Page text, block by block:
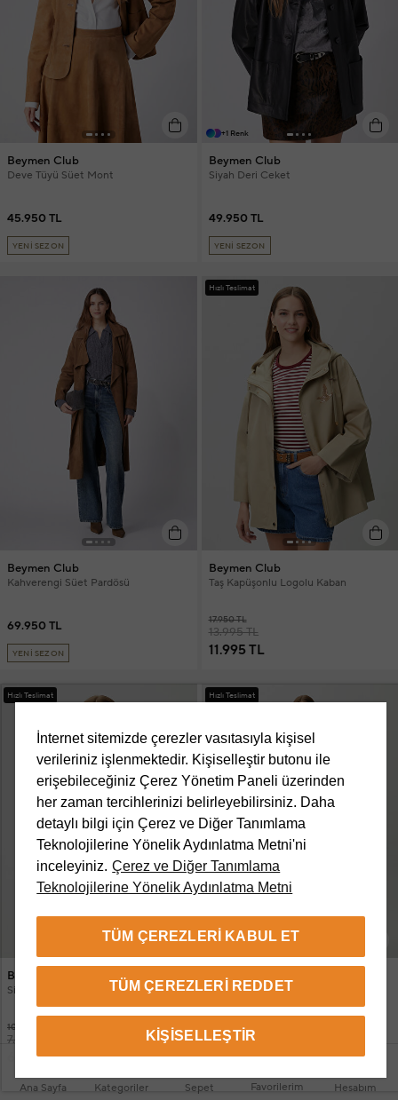
Ana Sayfa Kategoriler Sepet Favorilerim Hesabım
Beymen Club
Deve Tüyü Süet Mont
45.950 TL
YENİ SEZON
+1 Renk
Beymen Club
Siyah Deri Ceket
49.950 TL
YENİ SEZON
Beymen Club
Kahverengi Süet Pardösü
69.950 TL
YENİ SEZON
Hızlı Teslimat
Beymen Club
Taş Kapüşonlu Logolu Kaban
17.950 TL
13.995 TL
11.995 TL
Hızlı Teslimat
Beymen Club
Siyah Teknik Kumaş Uzun Yelek
10.950 TL
7.995 TL
6.795 TL
Hızlı Teslimat
Beymen Club
Taş Astarsız Keten Pardösü
19.950 TL
10.995 TL
8.495 TL
İnternet sitemizde çerezler vasıtasıyla kişisel
verileriniz işlenmektedir. Kişiselleştir butonu ile
erişebileceğiniz Çerez Yönetim Paneli üzerinden
her zaman tercihlerinizi belirleyebilirsiniz. Daha
detaylı bilgi için Çerez ve Diğer Tanımlama
Teknolojilerine Yönelik Aydınlatma Metni'ni
inceleyiniz. Çerez ve Diğer Tanımlama
Teknolojilerine Yönelik Aydınlatma Metni
TÜM ÇEREZLERI KABUL ET
TÜM ÇEREZLERI REDDET
KIŞISELLEŞTIR